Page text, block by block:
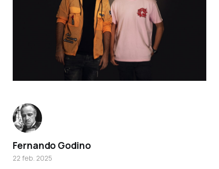
Fernando Godino
22 feb. 2025